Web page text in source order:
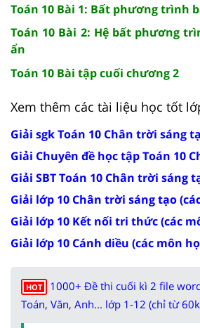
Toán 10 Bài 1: Bất phương trình
Toán 10 Bài 2: Hệ bất phương
ẩn
Toán 10 Bài tập cuối chương 2
Xem thêm các tài liệu học tốt
Giải sgk Toán 10 Chân trời sáng
Giải Chuyên đề học tập Toán 10
Giải SBT Toán 10 Chân trời sáng
Giải lớp 10 Chân trời sáng tạo
Giải lớp 10 Kết nối tri thức (các
Giải lớp 10 Cánh diều (các môn
HOT
1000+ Đề thi cuối kì 2 file
Toán, Văn, Anh... lớp 1-12 (chỉ từ